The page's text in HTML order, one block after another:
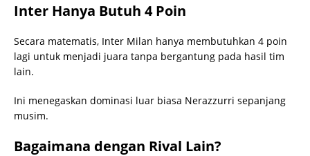
Inter Hanya Butuh 4 Poin
Secara matematis, Inter Milan hanya membutuhkan 4 poin
lagi untuk menjadi juara tanpa bergantung pada hasil tim
lain.
Ini menegaskan dominasi luar biasa Nerazzurri sepanjang
musim.
Bagaimana dengan Rival Lain?